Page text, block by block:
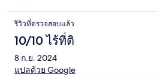
รีวิวที่ตรวจสอบแล้ว
10/10 ไร้ที่ติ
8 ก.ย. 2024
แปลด้วย Google